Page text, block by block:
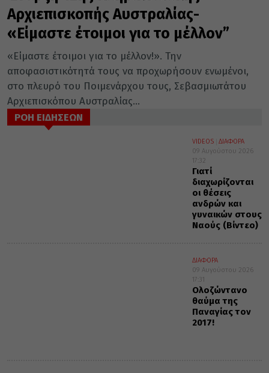
Αρχιεπισκοπής Αυστραλίας-
«Είμαστε έτοιμοι για το μέλλον”
«Είμαστε έτοιμοι για το μέλλον!». Την
αποφασιστικότητά τους να προχωρήσουν ενωμένοι,
στο πλευρό του Ποιμενάρχου τους, Σεβασμιωτάτου
Αρχιεπισκόπου Αυστραλίας...
ΡΟΗ ΕΙΔΗΣΕΩΝ
VIDEOS
ΔΙΑΦΟΡΑ
09 Αυγούστου 2026
17:32
Γιατί
διαχωρίζονται
οι θέσεις
ανδρών και
γυναικών στους
Ναούς (Βίντεο)
ΔΙΑΦΟΡΑ
09 Αυγούστου 2026
17:31
Ολοζώντανο
θαύμα της
Παναγίας τον
2017!